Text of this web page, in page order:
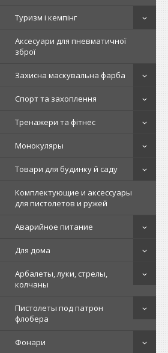
Туризм і кемпінг
Аксесуари для пневматичної
зброї
Захисна маскувальна фарба
Спорт та захоплення
Тренажери та фітнес
Монокуляры
Товари для будинку й саду
Комплектующие и аксессуары
для пистолетов и ружей
Аварийное питание
Для дома
Арбалеты, луки, стрелы,
колчаны
Пистолеты под патрон
флобера
Фонари